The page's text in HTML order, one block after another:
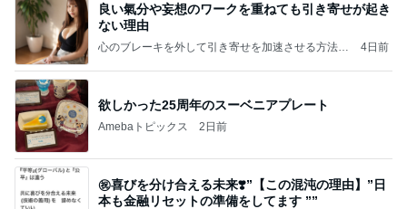
良い氣分や妄想のワークを重ねても引き寄せが起き
ない理由
心のブレーキを外して引き寄せを加速させる方法：
4日前
欲しかった25周年のスーベニアプレート
Amebaトピックス 2日前
㊗️喜びを分け合える未来❣️”【この混沌の理由】”⽇
本も⾦融リセットの準備をしてます ””